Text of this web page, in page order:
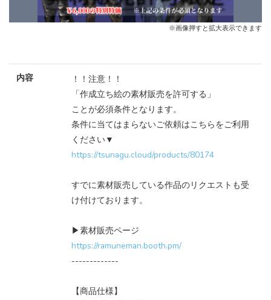
※画像押すと拡大表示できます
内容
！！注意！！
「作成立ち絵の素材販売を許可する」
ことが必須条件となります。
条件に当てはまらないご依頼はこちらをご利用
ください▼
https://tsunagu.cloud/products/80174
すでに素材販売している作品のリクエストも受
け付けております。
▶素材販売ページ
https://ramuneman.booth.pm/
-------------
【商品仕様】